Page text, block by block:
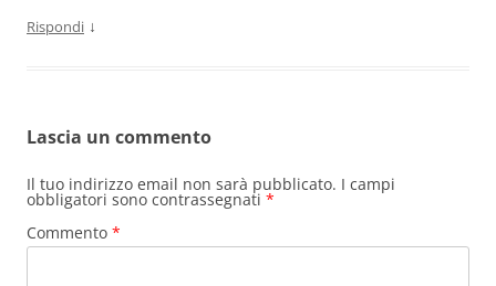
Rispondi ↓
Lascia un commento
Il tuo indirizzo email non sarà pubblicato. I campi
obbligatori sono contrassegnati *
Commento *